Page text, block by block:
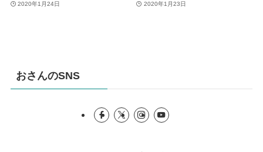
2020年1月24日 2020年1月23日
おさんのSNS